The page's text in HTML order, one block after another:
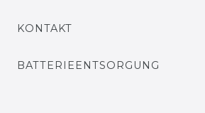
KONTAKT
BATTERIEENTSORGUNG